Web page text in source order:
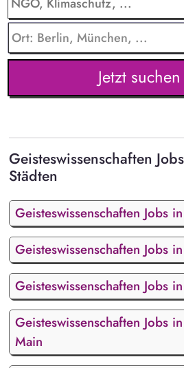
Jetzt suchen
Geisteswissenschaften
Städten
Geisteswissenschaften Jobs
Geisteswissenschaften Jobs
Geisteswissenschaften Jobs
Geisteswissenschaften Jobs
Main